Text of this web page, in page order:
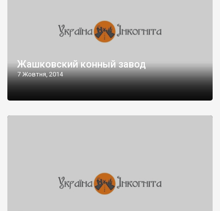
Жашковский конный завод
7 Жовтня, 2014